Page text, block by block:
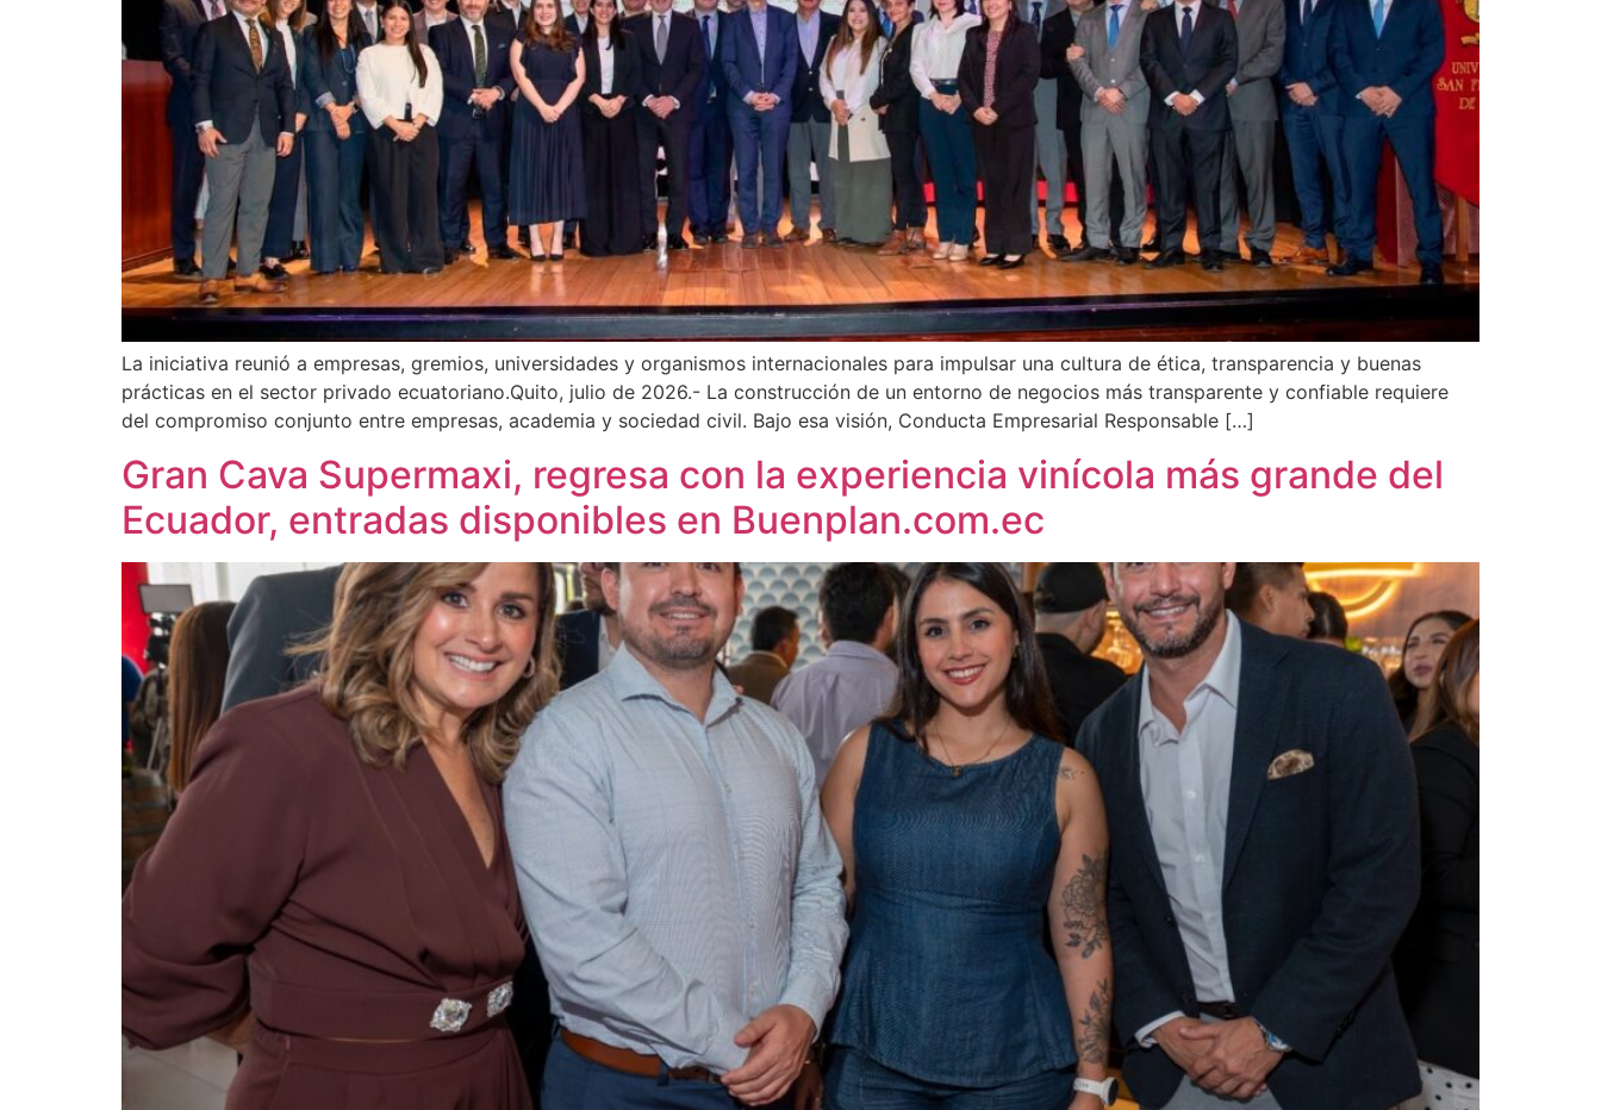
La iniciativa reunió a empresas, gremios, universidades y organismos internacionales para impulsar una cultura de ética, transparencia y buenas
prácticas en el sector privado ecuatoriano.Quito, julio de 2026.- La construcción de un entorno de negocios más transparente y confiable requiere
del compromiso conjunto entre empresas, academia y sociedad civil. Bajo esa visión, Conducta Empresarial Responsable […]
Gran Cava Supermaxi, regresa con la experiencia vinícola más grande del
Ecuador, entradas disponibles en Buenplan.com.ec